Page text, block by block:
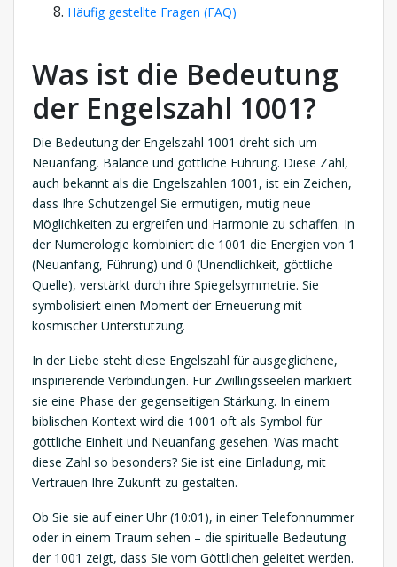
Häufig gestellte Fragen (FAQ)
Was ist die Bedeutung
der Engelszahl 1001?
Die Bedeutung der Engelszahl 1001 dreht sich um
Neuanfang, Balance und göttliche Führung. Diese Zahl,
auch bekannt als die Engelszahlen 1001, ist ein Zeichen,
dass Ihre Schutzengel Sie ermutigen, mutig neue
Möglichkeiten zu ergreifen und Harmonie zu schaffen. In
der Numerologie kombiniert die 1001 die Energien von 1
(Neuanfang, Führung) und 0 (Unendlichkeit, göttliche
Quelle), verstärkt durch ihre Spiegelsymmetrie. Sie
symbolisiert einen Moment der Erneuerung mit
kosmischer Unterstützung.
In der Liebe steht diese Engelszahl für ausgeglichene,
inspirierende Verbindungen. Für Zwillingsseelen markiert
sie eine Phase der gegenseitigen Stärkung. In einem
biblischen Kontext wird die 1001 oft als Symbol für
göttliche Einheit und Neuanfang gesehen. Was macht
diese Zahl so besonders? Sie ist eine Einladung, mit
Vertrauen Ihre Zukunft zu gestalten.
Ob Sie sie auf einer Uhr (10:01), in einer Telefonnummer
oder in einem Traum sehen – die spirituelle Bedeutung
der 1001 zeigt, dass Sie vom Göttlichen geleitet werden.